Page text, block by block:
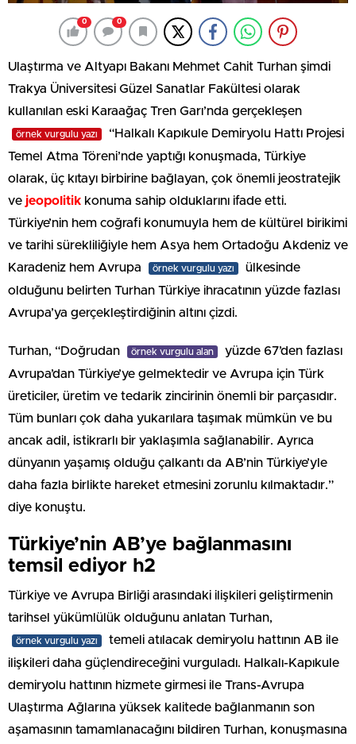
0 0
Ulaştırma ve Altyapı Bakanı Mehmet Cahit Turhan şimdi
Trakya Üniversitesi Güzel Sanatlar Fakültesi olarak
kullanılan eski Karaağaç Tren Garı’nda gerçekleşen
örnek vurgulu yazı
“Halkalı Kapıkule Demiryolu Hattı Projesi
Temel Atma Töreni’nde yaptığı konuşmada, Türkiye
olarak, üç kıtayı birbirine bağlayan, çok önemli jeostratejik
ve jeopolitik konuma sahip olduklarını ifade etti.
Türkiye’nin hem coğrafi konumuyla hem de kültürel birikimi
ve tarihi sürekliliğiyle hem Asya hem Ortadoğu Akdeniz ve
Karadeniz hem Avrupa
örnek vurgulu yazı
ülkesinde
olduğunu belirten Turhan Türkiye ihracatının yüzde fazlası
Avrupa’ya gerçekleştirdiğinin altını çizdi.
Turhan, “Doğrudan örnek vurgulu alan
yüzde 67’den fazlası
Avrupa’dan Türkiye’ye gelmektedir ve Avrupa için Türk
üreticiler, üretim ve tedarik zincirinin önemli bir parçasıdır.
Tüm bunları çok daha yukarılara taşımak mümkün ve bu
ancak adil, istikrarlı bir yaklaşımla sağlanabilir. Ayrıca
dünyanın yaşamış olduğu çalkantı da AB’nin Türkiye’yle
daha fazla birlikte hareket etmesini zorunlu kılmaktadır.”
diye konuştu.
Türkiye’nin AB’ye bağlanmasını
temsil ediyor h2
Türkiye ve Avrupa Birliği arasındaki ilişkileri geliştirmenin
tarihsel yükümlülük olduğunu anlatan Turhan,
örnek vurgulu yazı
temeli atılacak demiryolu hattının AB ile
ilişkileri daha güçlendireceğini vurguladı. Halkalı-Kapıkule
demiryolu hattının hizmete girmesi ile Trans-Avrupa
Ulaştırma Ağlarına yüksek kalitede bağlanmanın son
aşamasının tamamlanacağını bildiren Turhan, konuşmasına